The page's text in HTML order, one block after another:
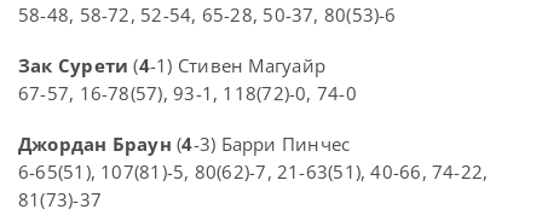
58-48, 58-72, 52-54, 65-28, 50-37, 80(53)-6
Зак Сурети (4-1) Стивен Магуайр
67-57, 16-78(57), 93-1, 118(72)-0, 74-0
Джордан Браун (4-3) Барри Пинчес
6-65(51), 107(81)-5, 80(62)-7, 21-63(51), 40-66, 74-22,
81(73)-37